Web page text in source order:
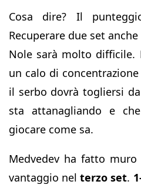
Cosa dire? Il
Recuperare due set
Nole sarà molto difficile.
un calo di
il serbo dovrà togliersi
sta attanagliando e
giocare come sa.
Medvedev ha fatto
vantaggio nelterzo set.